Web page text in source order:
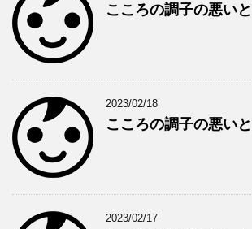
こころの調子の悪い
2023/02/18
こころの調子の悪い
2023/02/17